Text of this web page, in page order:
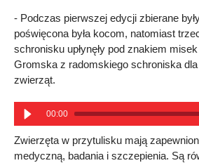
- Podczas pierwszej edycji zbierane
poświęcona była kocom, natomiast
schronisku upłynęły pod znakiem
Gromska z radomskiego schroniska
zwierząt.
00:00
Zwierzęta w przytulisku mają
medyczną, badania i szczepienia. Są